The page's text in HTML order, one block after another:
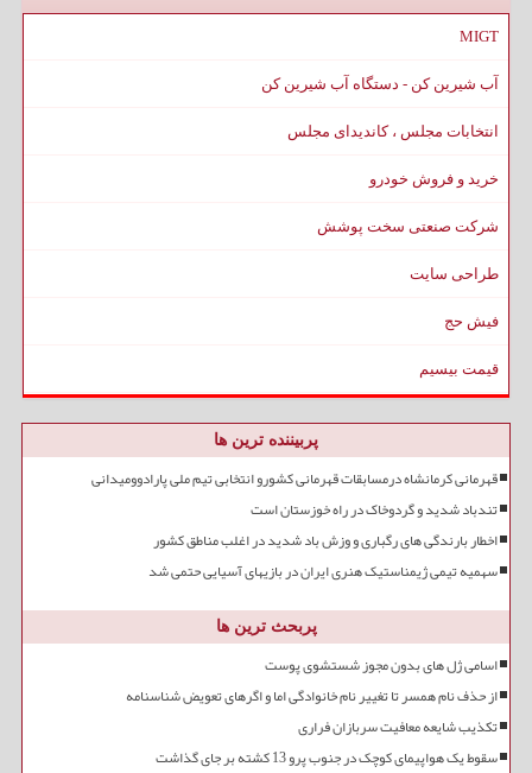
MIGT
آب شیرین کن - دستگاه آب شیرین کن
انتخابات مجلس ، کاندیدای مجلس
خرید و فروش خودرو
شرکت صنعتی سخت پوشش
طراحی سایت
فیش حج
قیمت بیسیم
پربیننده ترین ها
قهرمانی کرمانشاه درمسابقات قهرمانی کشورو انتخابی تیم ملی پارادوومیدانی
تندباد شدید و گردوخاک در راه خوزستان است
اخطار بارندگی های رگباری و وزش باد شدید در اغلب مناطق کشور
سهمیه تیمی ژیمناستیک هنری ایران در بازیهای آسیایی حتمی شد
پربحث ترین ها
اسامی ژل های بدون مجوز شستشوی پوست
از حذف نام همسر تا تغییر نام خانوادگی اما و اگرهای تعویض شناسنامه
تکذیب شایعه معافیت سربازان فراری
سقوط یک هواپیمای کوچک در جنوب پرو 13 کشته بر جای گذاشت